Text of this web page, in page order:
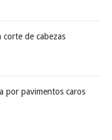
corte de cabezas
por pavimentos caros